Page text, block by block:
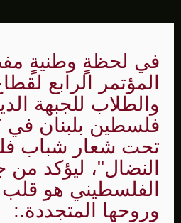
في لحظةٍ وطنيةٍ
المؤتمر الرابع
والطلاب للجبهة
تحت شعار شباب
النضال"، ليؤكد
الفلسطيني هو قلب
وروحها المتجددة.: